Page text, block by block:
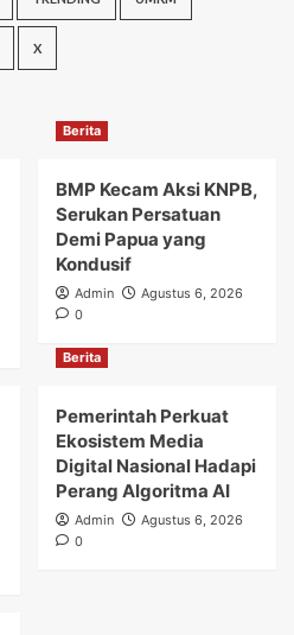
X
Berita
BMP Kecam Aksi KNPB,
Serukan Persatuan
Demi Papua yang
Kondusif
Admin
Agustus 6, 2026
0
Berita
Pemerintah Perkuat
Ekosistem Media
Digital Nasional Hadapi
Perang Algoritma AI
Admin
Agustus 6, 2026
0